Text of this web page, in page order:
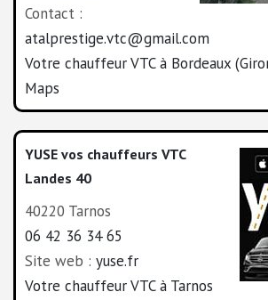
Contact :
atalprestige.vtc@gmail.com
Votre chauffeur VTC à Bordeaux
Maps
YUSE vos chauffeurs VTC
Landes 40
40220 Tarnos
06 42 36 34 65
Site web : yuse.fr
Votre chauffeur VTC à Tarnos